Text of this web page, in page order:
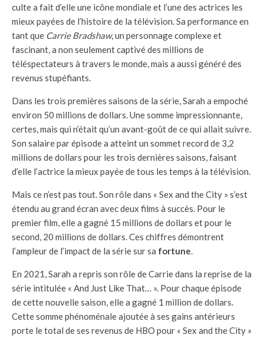
culte a fait d’elle une icône mondiale et l’une des actrices les
mieux payées de l’histoire de la télévision. Sa performance en
tant que Carrie Bradshaw, un personnage complexe et
fascinant, a non seulement captivé des millions de
téléspectateurs à travers le monde, mais a aussi généré des
revenus stupéfiants.
Dans les trois premières saisons de la série, Sarah a empoché
environ 50 millions de dollars. Une somme impressionnante,
certes, mais qui n’était qu’un avant-goût de ce qui allait suivre.
Son salaire par épisode a atteint un sommet record de 3,2
millions de dollars pour les trois dernières saisons, faisant
d’elle l’actrice la mieux payée de tous les temps à la télévision.
Mais ce n’est pas tout. Son rôle dans « Sex and the City » s’est
étendu au grand écran avec deux films à succès. Pour le
premier film, elle a gagné 15 millions de dollars et pour le
second, 20 millions de dollars. Ces chiffres démontrent
l’ampleur de l’impact de la série sur sa fortune
En 2021, Sarah a repris son rôle de Carrie dans la reprise de la
série intitulée « And Just Like That… ». Pour chaque épisode
de cette nouvelle saison, elle a gagné 1 million de dollars.
Cette somme phénoménale ajoutée à ses gains antérieurs
porte le total de ses revenus de HBO pour « Sex and the City »